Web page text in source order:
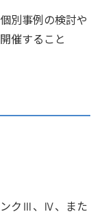
別事例の検討や
催すること
ンクⅢ、Ⅳ、また